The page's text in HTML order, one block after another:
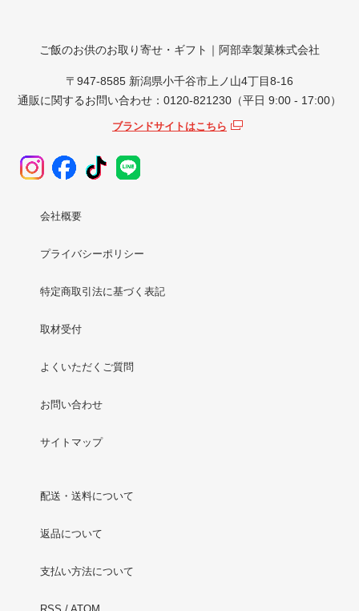
ご飯のお供のお取り寄せ・ギフト｜阿部幸製菓株式会社
〒947-8585 新潟県小千谷市上ノ山4丁目8-16
通販に関するお問い合わせ：0120-821230（平日 9:00 - 17:00）
ブランドサイトはこちら
会社概要
プライバシーポリシー
特定商取引法に基づく表記
取材受付
よくいただくご質問
お問い合わせ
サイトマップ
配送・送料について
返品について
支払い方法について